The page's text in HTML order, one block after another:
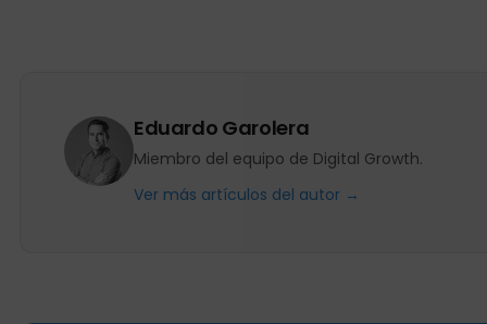
Eduardo Garolera
Miembro del equipo de Digital Growth.
Ver más artículos del autor →